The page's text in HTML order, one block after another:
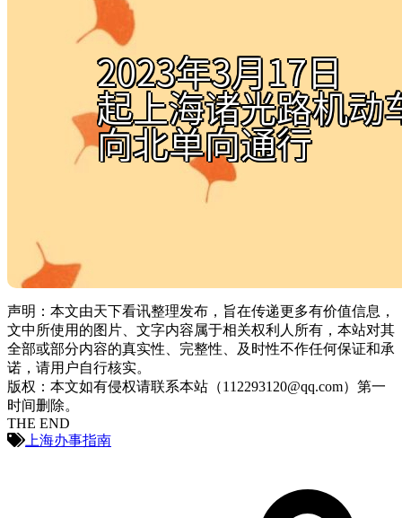
声明：本文由天下看讯整理发布，旨在传递更多有价值信息，
文中所使用的图片、文字内容属于相关权利人所有，本站对其
全部或部分内容的真实性、完整性、及时性不作任何保证和承
诺，请用户自行核实。
版权：本文如有侵权请联系本站（112293120@qq.com）第一
时间删除。
THE END
上海办事指南